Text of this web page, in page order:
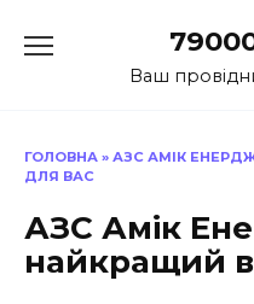
до
Ваш
ГОЛОВНА » АЗС АМІК
ДЛЯ ВАС
АЗС Амік
найкращий